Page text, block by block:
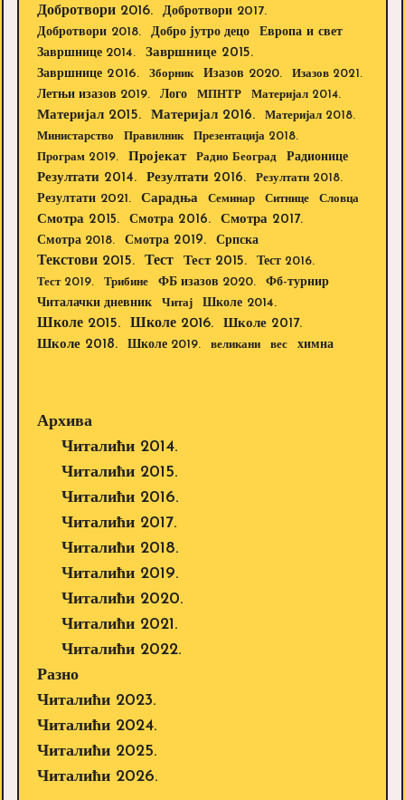
Добротвори 2016.
Добротвори 2017.
Добротвори 2018.
Добро јутро децо Европа и свет
Завршнице 2014.
Завршнице 2015.
Завршнице 2016.
Зборник Изазов 2020.
Изазов 2021.
Летњи изазов 2019.
Лого МПНТР Материјал 2014.
Материјал 2015. Материјал 2016.
Материјал 2018.
Министарство
Правилник
Презентација 2018.
Програм 2019.
Пројекат Радио Београд
Радионице
Резултати 2014.
Резултати 2016. Резултати 2018.
Резултати 2021. Сарадња Семинар Ситнице Словца
Смотра 2015. Смотра 2016. Смотра 2017.
Смотра 2018. Смотра 2019. Српска
Текстови 2015. Тест Тест 2015.
Тест 2016.
Тест 2019.
Трибине ФБ изазов 2020.
Фб-турнир
Читалачки дневник
Читај Школе 2014.
Школе 2015. Школе 2016.
Школе 2017.
Школе 2018.
Школе 2019. великани вес химна
Архива
Читалићи 2014.
Читалићи 2015.
Читалићи 2016.
Читалићи 2017.
Читалићи 2018.
Читалићи 2019.
Читалићи 2020.
Читалићи 2021.
Читалићи 2022.
Разно
Читалићи 2023.
Читалићи 2024.
Читалићи 2025.
Читалићи 2026.